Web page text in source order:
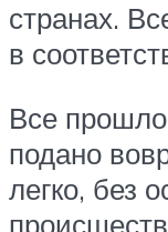
странах.
в
Все прошло
подано
легко, без